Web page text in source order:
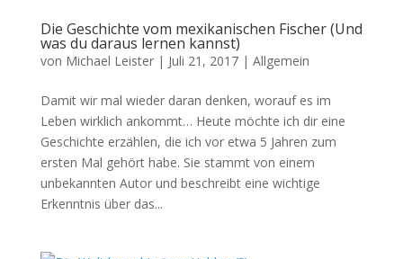
Die Geschichte vom mexikanischen Fischer (Und
was du daraus lernen kannst)
von Michael Leister| Juli 21, 2017| Allgemein
Damit wir mal wieder daran denken, worauf es im
Leben wirklich ankommt… Heute möchte ich dir eine
Geschichte erzählen, die ich vor etwa 5 Jahren zum
ersten Mal gehört habe. Sie stammt von einem
unbekannten Autor und beschreibt eine wichtige
Erkenntnis über das...